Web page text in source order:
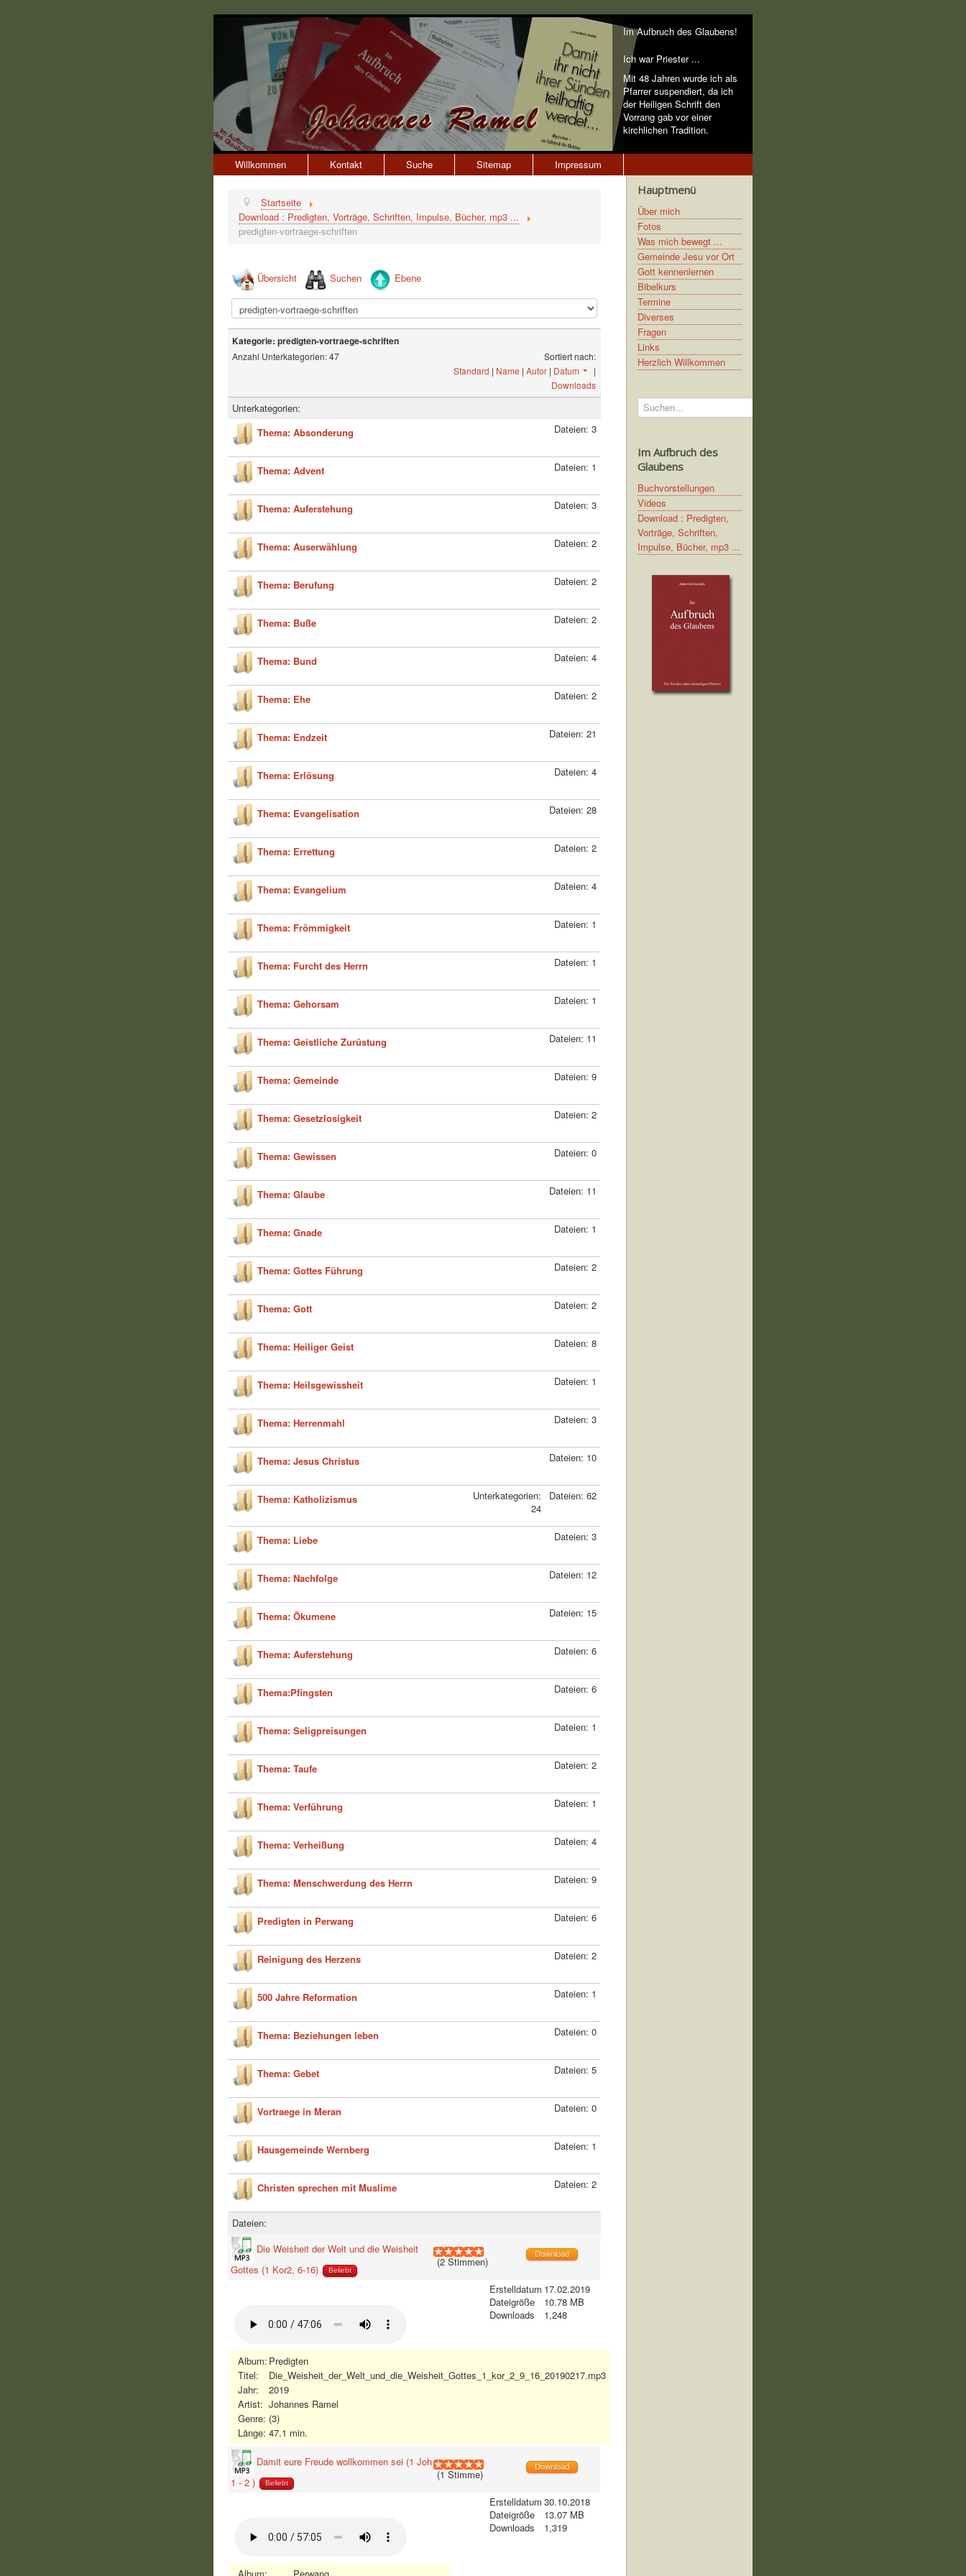
Im Aufbruch des Glaubens!
Ich war Priester ...
Mit 48 Jahren wurde ich als
Pfarrer suspendiert, da ich
der Heiligen Schrift den
Vorrang gab vor einer
kirchlichen Tradition.
Willkommen Kontakt Suche Sitemap Impressum
Startseite
Download : Predigten, Vorträge, Schriften, Impulse, Bücher, mp3 ...
predigten-vortraege-schriften
Übersicht Suchen Ebene
Kategorie: predigten-vortraege-schriften
Anzahl Unterkategorien: 47
Sortiert nach:
Standard | Name | Autor | Datum
|
Downloads
Unterkategorien:
Thema: Absonderung
Dateien: 3
Thema: Advent Dateien: 1
Thema: Auferstehung Dateien: 3
Thema: Auserwählung Dateien: 2
Thema: Berufung Dateien: 2
Thema: Buße Dateien: 2
Thema: Bund Dateien: 4
Thema: Ehe Dateien: 2
Thema: Endzeit Dateien: 21
Thema: Erlösung Dateien: 4
Thema: Evangelisation Dateien: 28
Thema: Errettung Dateien: 2
Thema: Evangelium Dateien: 4
Thema: Frömmigkeit Dateien: 1
Thema: Furcht des Herrn Dateien: 1
Thema: Gehorsam Dateien: 1
Thema: Geistliche Zurüstung Dateien: 11
Thema: Gemeinde Dateien: 9
Thema: Gesetzlosigkeit Dateien: 2
Thema: Gewissen Dateien: 0
Thema: Glaube Dateien: 11
Thema: Gnade Dateien: 1
Thema: Gottes Führung Dateien: 2
Thema: Gott Dateien: 2
Thema: Heiliger Geist Dateien: 8
Thema: Heilsgewissheit Dateien: 1
Thema: Herrenmahl Dateien: 3
Thema: Jesus Christus Dateien: 10
Thema: Katholizismus
Unterkategorien:
24
Dateien: 62
Thema: Liebe Dateien: 3
Thema: Nachfolge Dateien: 12
Thema: Ökumene Dateien: 15
Thema: Auferstehung Dateien: 6
Thema:Pfingsten Dateien: 6
Thema: Seligpreisungen Dateien: 1
Thema: Taufe Dateien: 2
Thema: Verführung Dateien: 1
Thema: Verheißung Dateien: 4
Thema: Menschwerdung des Herrn Dateien: 9
Predigten in Perwang Dateien: 6
Reinigung des Herzens Dateien: 2
500 Jahre Reformation Dateien: 1
Thema: Beziehungen leben Dateien: 0
Thema: Gebet Dateien: 5
Vortraege in Meran Dateien: 0
Hausgemeinde Wernberg Dateien: 1
Christen sprechen mit Muslime Dateien: 2
Dateien:
Die Weisheit der Welt und die Weisheit
Gottes (1 Kor2, 6-16)
Beliebt
(2 Stimmen)
Download
Album: Predigten
Titel:
Die_Weisheit_der_Welt_und_die_Weisheit_Gottes_1_kor_2_9_16_20190217.mp3
Jahr:
2019
Artist: Johannes Ramel
Genre: (3)
Länge: 47.1 min.
Erstelldatum
Dateigröße
Downloads
17.02.2019
10.78 MB
1,248
Damit eure Freude wollkommen sei (1 Joh
1 - 2 )
Beliebt
(1 Stimme)
Download
Erstelldatum
Dateigröße
Downloads
30.10.2018
13.07 MB
1,319
Hauptmenü
Über mich
Fotos
Was mich bewegt ...
Gemeinde Jesu vor Ort
Gott kennenlernen
Bibelkurs
Termine
Diverses
Fragen
Links
Herzlich Willkommen
Suchen...
Im Aufbruch des
Glaubens
Buchvorstellungen
Videos
Download : Predigten,
Vorträge, Schriften,
Impulse, Bücher, mp3 ...